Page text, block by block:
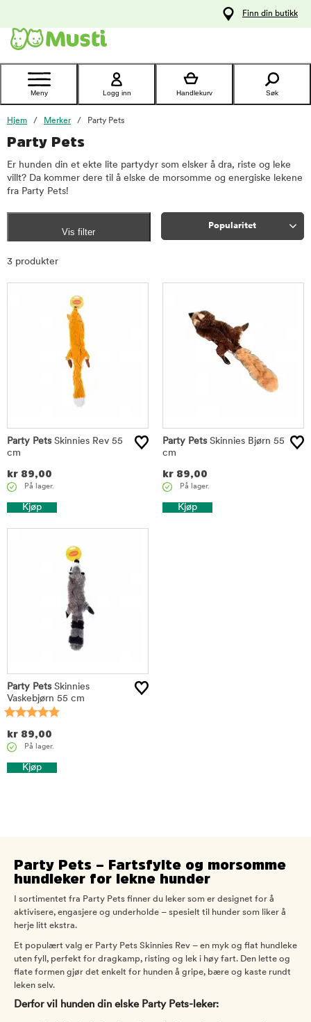
Kontakt
kundeservice
Finn din butikk
Meny Logg inn Handlekurv Søk
Hjem Merker Party Pets
Party Pets
Er hunden din et ekte lite partydyr som elsker å dra, riste og leke
villt? Da kommer dere til å elske de morsomme og energiske lekene
fra Party Pets!
Vis filter
Popularitet
3 produkter
Party PetsSkinnies Rev 55
cm
kr 89,00
På lager.
Kjøp
Party PetsSkinnies Bjørn 55
cm
kr 89,00
På lager.
Kjøp
Party PetsSkinnies
Vaskebjørn 55 cm
kr 89,00
På lager.
Kjøp
Party Pets – Fartsfylte og morsomme
hundleker for lekne hunder
I sortimentet fra Party Pets finner du leker som er designet for å
aktivisere, engasjere og underholde – spesielt til hunder som liker å
herje litt ekstra.
Et populært valg er Party Pets Skinnies Rev – en myk og flat hundleke
uten fyll, perfekt for dragkamp, risting og lek i høy fart. Den lette og
flate formen gjør det enkelt for hunden å gripe, bære og kaste rundt
leken selv.
Derfor vil hunden din elske Party Pets-leker: